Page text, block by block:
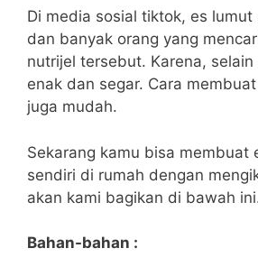
Di media sosial tiktok, es lumut
dan banyak orang yang
nutrijel tersebut. Karena, selain
enak dan segar. Cara
juga mudah.
Sekarang kamu bisa membuat
sendiri di rumah dengan
akan kami bagikan di bawah
Bahan-bahan :